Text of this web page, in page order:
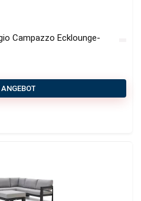
Campazzo Ecklounge-